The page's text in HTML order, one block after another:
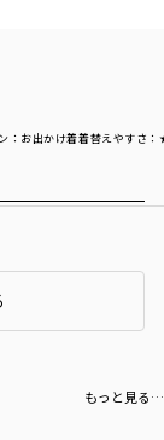
：お出かけ着着替えやすさ
もっと見る…